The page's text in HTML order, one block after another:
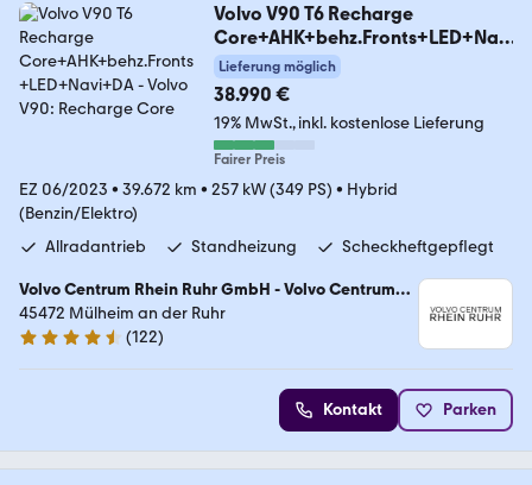
Volvo V90 T6 Recharge
Core+AHK+behz.Fronts+LED+Navi
+DA
Lieferung möglich
38.990 €
19% MwSt. inkl. kostenlose Lieferung
Fairer Preis
EZ 06/2023 • 39.672 km • 257 kW (349 PS) • Hybrid
(Benzin/Elektro)
Allradantrieb
Standheizung Scheckheftgepflegt
Volvo Centrum Rhein Ruhr GmbH - Volvo Centrum
Essen/ Mülheim
45472 Mülheim an der Ruhr
4.6 Sterne
(122)
Kontakt Parken